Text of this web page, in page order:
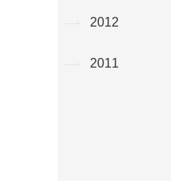
2012
2011